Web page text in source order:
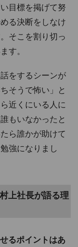
目標を掲げて努
る決断をしなけ
そこを割り切っ
す。
をするシーンが
そうで怖い」と
近くにいる人に
もいなかったと
ら誰かが助けて
強になりまし
上社長が語る理
るポイントはあ